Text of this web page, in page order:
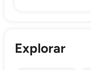
Explorar